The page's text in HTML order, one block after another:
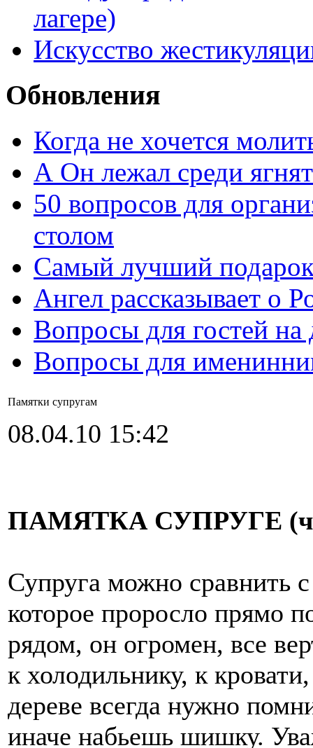
лагере)
Искусство
Обновления
Когда не хочется
А Он лежал среди ягнят
50 вопросов для
столом
Самый лучший
Ангел рассказывает о
Вопросы для гостей
Вопросы для
Памятки супругам
08.04.10 15:42
ПАМЯТКА СУПРУГЕ
Супруга можно сравнить
которое проросло прямо
рядом, он огромен, все
к холодильнику, к
дереве всегда нужно
иначе набьешь шишку.